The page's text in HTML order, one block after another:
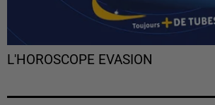
L'HOROSCOPE EVASION